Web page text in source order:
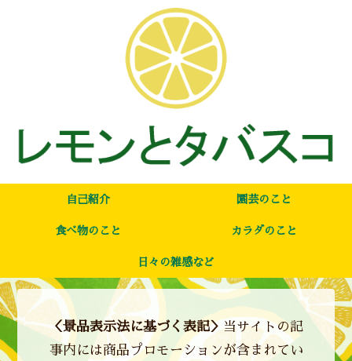
自己紹介 園芸のこと
食べ物のこと カラダのこと
日々の雑感など
＜景品表示法に基づく表記＞ 当サイトの記
事内には商品プロモーションが含まれてい